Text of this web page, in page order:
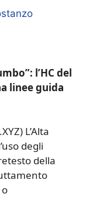
l’HC del
linee guida
L’Alta
degli
della